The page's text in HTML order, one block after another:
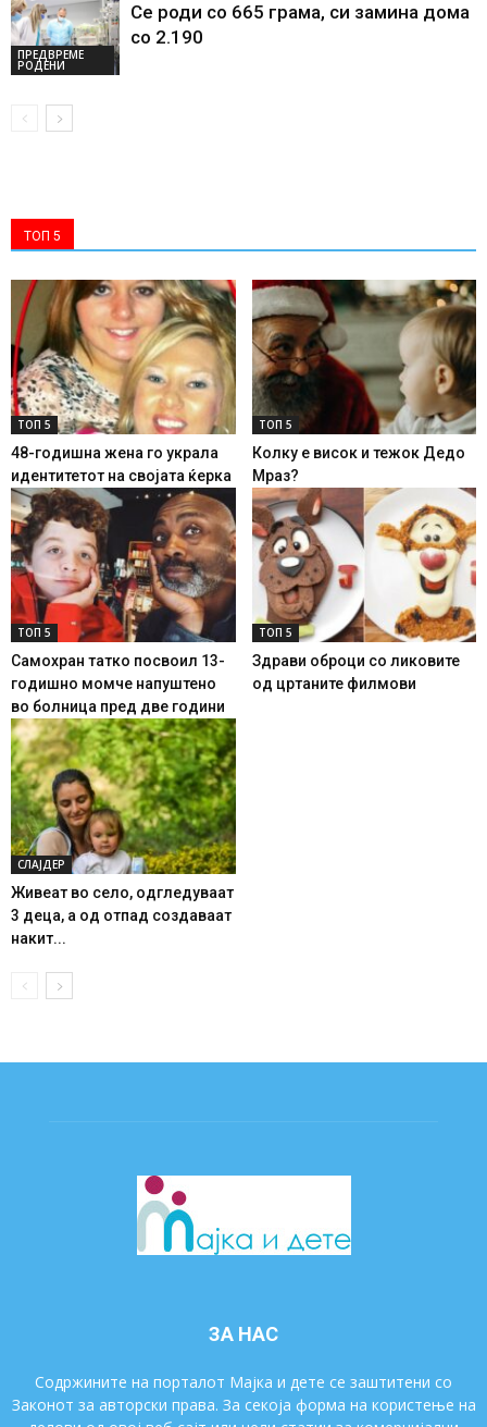
ПРЕДВРЕМЕ
РОДЕНИ
Се роди со 665 грама, си замина дома
со 2.190
ТОП 5
ТОП 5
48-годишна жена го украла
идентитетот на својата ќерка
ТОП 5
Колку е висок и тежок Дедо
Мраз?
ТОП 5
Самохран татко посвоил 13-
годишно момче напуштено
во болница пред две години
ТОП 5
Здрави оброци со ликовите
од цртаните филмови
СЛАЈДЕР
Живеат во село, одгледуваат
3 деца, а од отпад создаваат
накит...
ЗА НАС
Содржините на порталот Мајка и дете се заштитени со
Законот за авторски права. За секоја форма на користење на